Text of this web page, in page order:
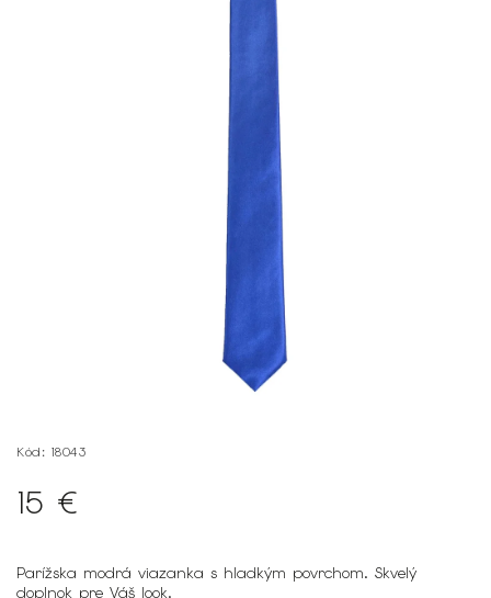
Kód: 18043
15 €
Parížska modrá viazanka s hladkým povrchom. Skvelý
doplnok pre Váš look.